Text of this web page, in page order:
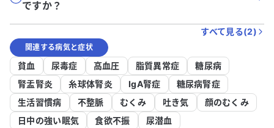
ですか？
すべて見る(2)
関連する病気と症状
貧血 尿毒症 高血圧 脂質異常症
糖尿病
腎盂腎炎
糸球体腎炎 IgA腎症
糖尿病腎症
生活習慣病
不整脈 むくみ 吐き気
顔のむくみ
日中の強い眠気
食欲不振 尿潜血